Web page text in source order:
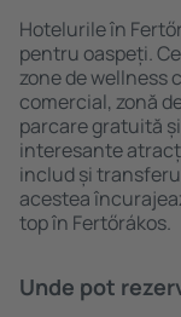
Hotelurile în
pentru oaspeți.
zone de wellness
comercial, zonă
parcare gratuită
interesante
includ și
acestea
top în Fertőrákos.
Unde pot